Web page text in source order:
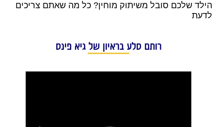
הילד שלכם סובל משיתוק מוחין? כל מה שאתם צריכים
לדעת
רותם סלע בראיון של גיא פינס